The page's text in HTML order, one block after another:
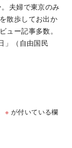
夫婦で東京のみ
散歩してお出か
ュー記事多数。
」（自由国民
※ が付いている欄